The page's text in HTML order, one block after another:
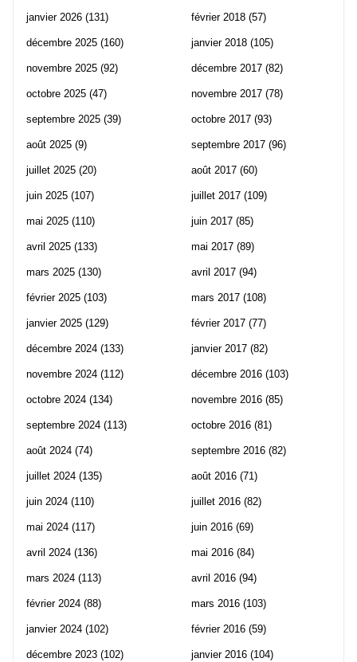
janvier 2026 (131)
décembre 2025 (160)
novembre 2025 (92)
octobre 2025 (47)
septembre 2025 (39)
août 2025 (9)
juillet 2025 (20)
juin 2025 (107)
mai 2025 (110)
avril 2025 (133)
mars 2025 (130)
février 2025 (103)
janvier 2025 (129)
décembre 2024 (133)
novembre 2024 (112)
octobre 2024 (134)
septembre 2024 (113)
août 2024 (74)
juillet 2024 (135)
juin 2024 (110)
mai 2024 (117)
avril 2024 (136)
mars 2024 (113)
février 2024 (88)
janvier 2024 (102)
décembre 2023 (102)
février 2018 (57)
janvier 2018 (105)
décembre 2017 (82)
novembre 2017 (78)
octobre 2017 (93)
septembre 2017 (96)
août 2017 (60)
juillet 2017 (109)
juin 2017 (85)
mai 2017 (89)
avril 2017 (94)
mars 2017 (108)
février 2017 (77)
janvier 2017 (82)
décembre 2016 (103)
novembre 2016 (85)
octobre 2016 (81)
septembre 2016 (82)
août 2016 (71)
juillet 2016 (82)
juin 2016 (69)
mai 2016 (84)
avril 2016 (94)
mars 2016 (103)
février 2016 (59)
janvier 2016 (104)